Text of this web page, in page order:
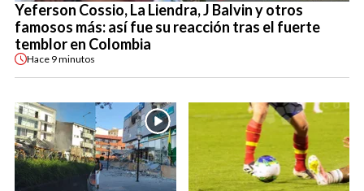
Yeferson Cossio, La Liendra, J Balvin y otros
famosos más: así fue su reacción tras el fuerte
temblor en Colombia
Hace 9 minutos